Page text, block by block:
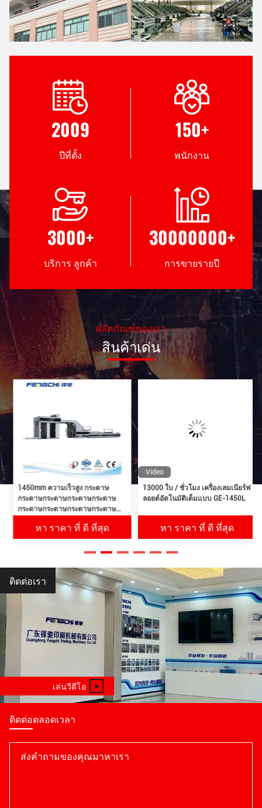
เราผ่านการรับสิทธิบัตรการ
ประดิษฐ์ที่ก้าวหน้าใน
อุตสาหกรรมกว่า 30 แห่ง และ
การนํามาตรการใน
อุตสาหกรรม 10 แห่ง เพื่อแก้
ปัญหาความสามารถในการ
การประหยัดค่าใช้จ่าย
การบริโภคพลังงานประหยัด
20% ด้วยโปรแกรมที่พัฒนาเอง
ความเร็วปกติการเลเมน 165m
/ นาทีโดย 24 ชั่วโมงต่อเนื่อง
ความ มั่นคง และ ความ แม่น
12 มอเตอร์เซอร์โวพร้อมระบบ
ควบคุมบัส, รับประกันความ
มั่นคง laminating ด้วยความ
แม่นยํา ± 0.5 ~ 1.0 มม.
อายุการใช้งาน
การจัดส่งประจําปี 400+ ยอมให้
ส่งสินค้าวันละ 1 รายการ สําห
รับการสั่งซื้อเร่งด่วน ใช้เวลา
3-5 วันเท่านั้น การรักษา 35%
และการขับเคลื่อนการวาง, ยืด
รับรองความแม่นยํา
lamination ไม่เปลี่ยนแปลง.
2009
ปีที่ตั้ง
150+
พนักงาน
3000+
บริการ ลูกค้า
30000000+
การขายรายปี
ผลิตภัณฑ์ของเรา
สินค้าเด่น
Video
13000 ใบ / ชั่วโมง เครื่องเลมเนียร์ฟ
ลอยต์อัตโนมัติเต็มแบบ GE-1450L
หา ราคา ที่ ดี ที่สุด
FZ-1450 อัตโนมัติกระดาษ
corrugated พายเทิร์นเนอร์ 10kw
หา ราคา ที่ ดี ที่สุด
ติดต่อเรา
เล่นวีดีโอ
ติดต่อตลอดเวลา